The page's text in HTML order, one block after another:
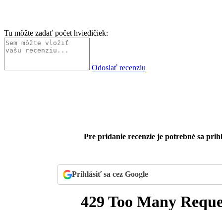
Tu môžte zadať počet hviedičiek:
Odoslať recenziu
Pre pridanie recenzie je potrebné sa
Prihlásiť sa cez Google